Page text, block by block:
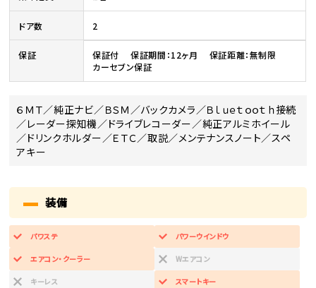
ドア数 2
保証
保証付 保証期間：12ヶ月 保証距離：無制限
カーセブン保証
６ＭＴ／純正ナビ／ＢＳＭ／バックカメラ／Ｂｌｕｅｔｏｏｔｈ接続
／レーダー探知機／ドライブレコーダー／純正アルミホイール
／ドリンクホルダー／ＥＴＣ／取説／メンテナンスノート／スペ
アキー
装備
パワステ パワーウインドウ
エアコン・クーラー Wエアコン
キーレス スマートキー